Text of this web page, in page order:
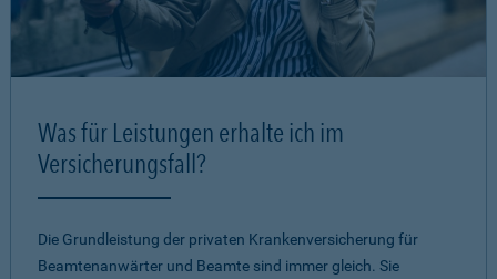
Was für Leistungen erhalte ich im
Versicherungsfall?
Die Grundleistung der privaten Krankenversicherung für
Beamtenanwärter und Beamte sind immer gleich. Sie